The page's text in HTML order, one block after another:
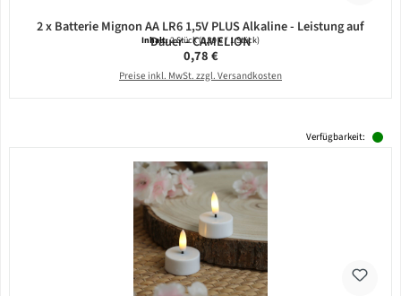
2 x Batterie Mignon AA LR6 1,5V PLUS Alkaline - Leistung auf
Dauer - CAMELION
Inhalt:2 Stück(0,39 € / 1 Stück)
Regulärer Preis:
0,78 €
Preise inkl. MwSt. zzgl. Versandkosten
Verfügbarkeit: